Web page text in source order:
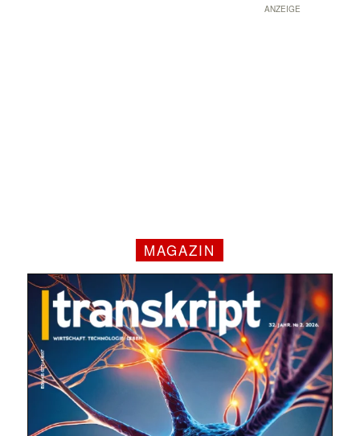
ANZEIGE
MAGAZIN